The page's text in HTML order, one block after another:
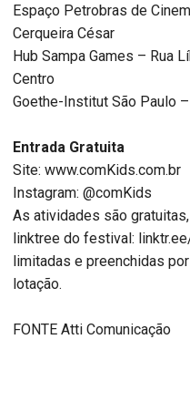
Espaço Petrobras de
Cerqueira César
Hub Sampa Games – Rua
Centro
Goethe-Institut São Paulo
Entrada Gratuita
Site: www.comKids.com.br
Instagram: @comKids
As atividades são
linktree do festival:
limitadas e preenchidas
lotação.
FONTE Atti Comunicação